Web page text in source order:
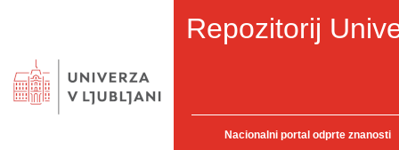
Repozitorij
Nacionalni portal odprte znanosti